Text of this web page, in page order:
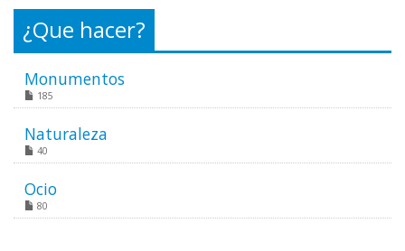
¿Que hacer?
Monumentos
185
Naturaleza
40
Ocio
80